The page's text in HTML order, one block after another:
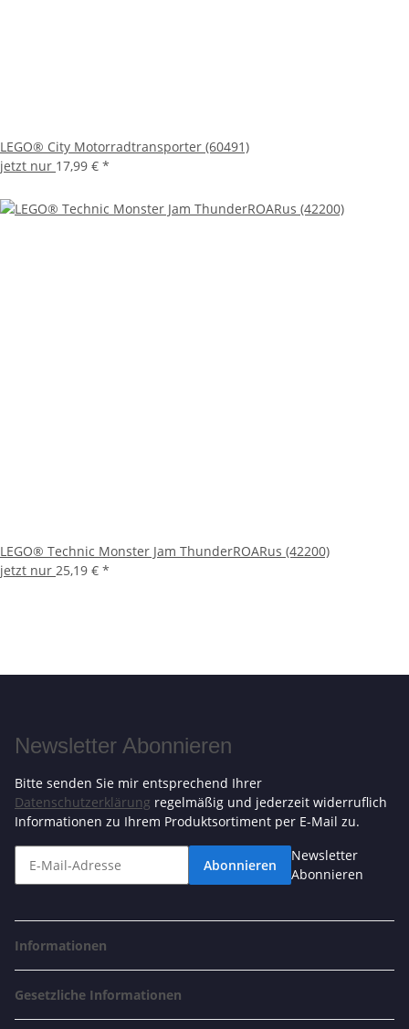
LEGO® City Motorradtransporter (60491)
jetzt nur 17,99 € *
LEGO® Technic Monster Jam ThunderROARus (42200)
jetzt nur 25,19 € *
Newsletter Abonnieren
Bitte senden Sie mir entsprechend Ihrer
Datenschutzerklärung regelmäßig und jederzeit widerruflich
Informationen zu Ihrem Produktsortiment per E-Mail zu.
Abonnieren
Newsletter
Abonnieren
Informationen
Gesetzliche Informationen